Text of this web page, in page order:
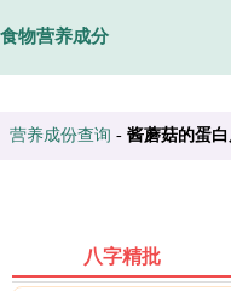
食物营养成分
营养成份查询 - 酱蘑菇的蛋
八字精批